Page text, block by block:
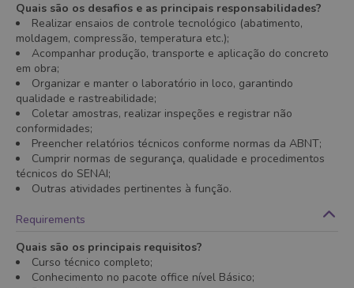
Quais são os desafios e as principais responsabilidades?
Realizar ensaios de controle tecnológico (abatimento,
moldagem, compressão, temperatura etc.);
Acompanhar produção, transporte e aplicação do concreto
em obra;
Organizar e manter o laboratório in loco, garantindo
qualidade e rastreabilidade;
Coletar amostras, realizar inspeções e registrar não
conformidades;
Preencher relatórios técnicos conforme normas da ABNT;
Cumprir normas de segurança, qualidade e procedimentos
técnicos do SENAI;
Outras atividades pertinentes à função.
Requirements
Quais são os principais requisitos?
Curso técnico completo;
Conhecimento no pacote office nível Básico;